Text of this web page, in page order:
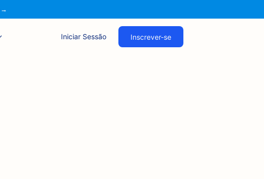
→
Iniciar Sessão Inscrever-se